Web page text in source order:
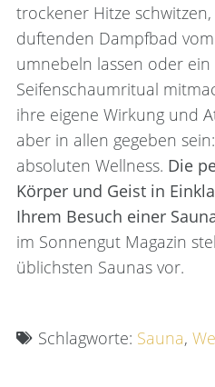
trockener Hitze
duftenden Dampfbad
umnebeln lassen oder
Seifenschaumritual
ihre eigene Wirkung und
aber in allen gegeben
absoluten Wellness. Die
Körper und Geist in
Ihrem Besuch einer
im Sonnengut Magazin
üblichsten Saunas vor.
Schlagworte: Sauna,